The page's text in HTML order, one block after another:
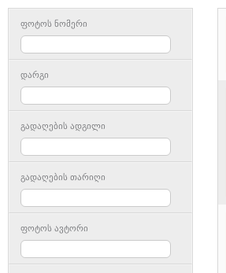
ფოტოს ნომერი
დარგი
გადაღების ადგილი
გადაღების თარიღი
ფოტოს ავტორი